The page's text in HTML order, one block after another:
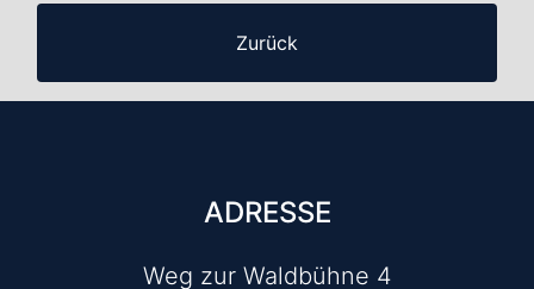
Zurück
ADRESSE
Weg zur Waldbühne 4